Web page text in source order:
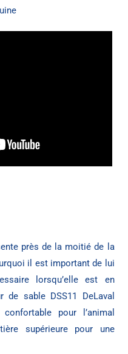
près de la moitié de la
il est important de lui
lorsqu’elle est en
sable DSS11 DeLaval
pour l’animal
supérieure pour une